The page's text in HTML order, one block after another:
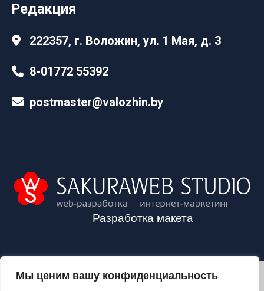
Мы ценим вашу конфиденциальность
Редакция
222357, г. Воложин, ул. 1 Мая, д. 3
8-01772 55392
postmaster@valozhin.by
Разработка макета
2024©VALOZHIN.BY - НОВОСТИ ВОЛОЖИНСКОГО РАЙОНА